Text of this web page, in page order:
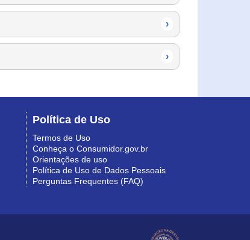
›
›
Política de Uso
Termos de Uso
Conheça o Consumidor.gov.br
Orientações de uso
Política de Uso de Dados Pessoais
Perguntas Frequentes (FAQ)